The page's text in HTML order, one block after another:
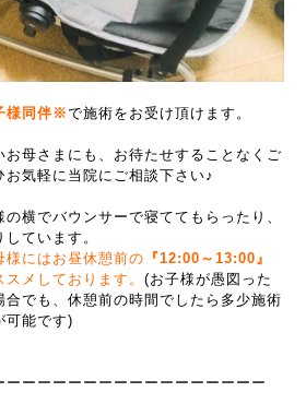
様同伴※で施術をお受け頂けます。
母さまにも、 お待たせすることなく ご
気軽に当院にご相談下さい♪
横でバウンサーで寝ててもらったり、
ています。
にはお昼休憩前の 『12:00～13:00』
メしております。 (お子様が愚図った
合でも、休憩前の時間でしたら多少施術
可能です)
ーーーーーーーーーーーーーーーーー